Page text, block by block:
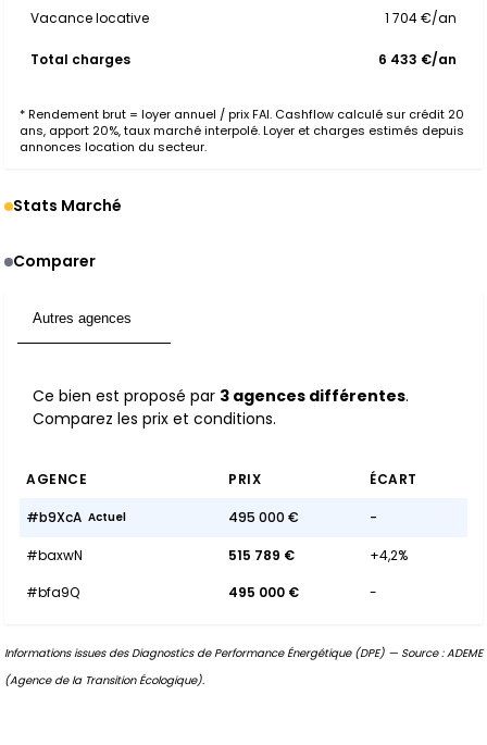
Vacance locative 1 704 €/an
Total charges 6 433 €/an
* Rendement brut = loyer annuel / prix FAI. Cashflow calculé sur crédit 20
ans, apport 20%, taux marché interpolé. Loyer et charges estimés depuis
annonces location du secteur.
Stats Marché
Comparer
Autres agences
Ce bien est proposé par 3 agences différentes.
Comparez les prix et conditions.
AGENCE PRIX ÉCART
#b9XcA Actuel 495 000 € -
#baxwN 515 789 €
+4,2%
#bfa9Q
495 000 € -
Informations issues des Diagnostics de Performance Énergétique (DPE) — Source : ADEME
(Agence de la Transition Écologique).